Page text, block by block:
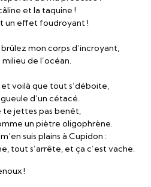
et la taquine !
un effet foudroyant !
mon corps d’incroyant,
de l’océan.
voilà que tout s’déboite,
d’un cétacé.
te jettes pas benêt,
un piètre oligophrène.
suis plains à Cupidon :
tout s’arrête, et ça c’est vache.
!